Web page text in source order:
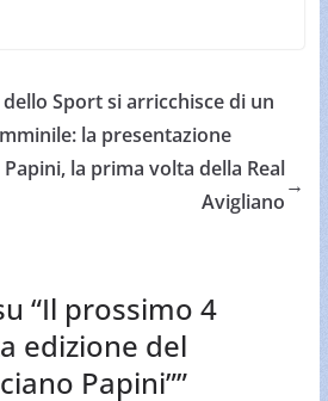
Sport si arricchisce di un
la presentazione
la prima volta della Real
Avigliano
→
“Il prossimo 4
edizione del
Papini””